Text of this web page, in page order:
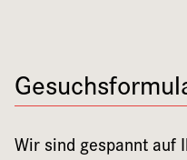
Wir sind gespannt auf